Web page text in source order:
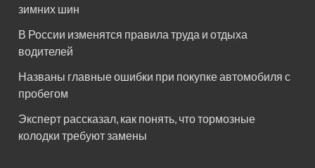
зимних шин
В России изменятся правила труда и отдыха
водителей
Названы главные ошибки при покупке автомобиля с
пробегом
Эксперт рассказал, как понять, что тормозные
колодки требуют замены